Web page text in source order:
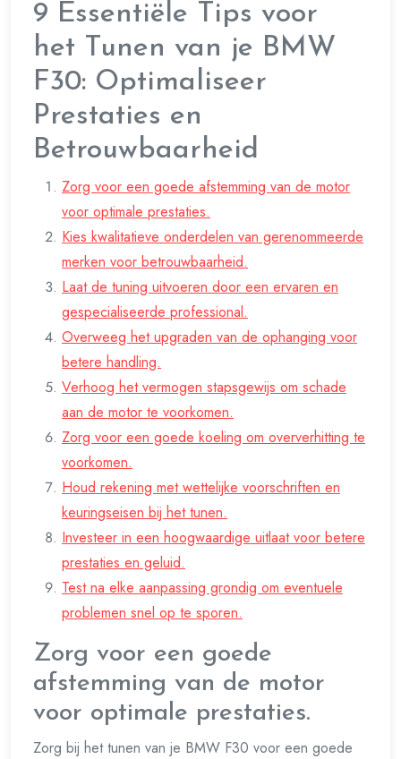
9 Essentiële Tips voor
het Tunen van je BMW
F30: Optimaliseer
Prestaties en
Betrouwbaarheid
Zorg voor een goede afstemming van de motor
voor optimale prestaties.
Kies kwalitatieve onderdelen van gerenommeerde
merken voor betrouwbaarheid.
Laat de tuning uitvoeren door een ervaren en
gespecialiseerde professional.
Overweeg het upgraden van de ophanging voor
betere handling.
Verhoog het vermogen stapsgewijs om schade
aan de motor te voorkomen.
Zorg voor een goede koeling om oververhitting te
voorkomen.
Houd rekening met wettelijke voorschriften en
keuringseisen bij het tunen.
Investeer in een hoogwaardige uitlaat voor betere
prestaties en geluid.
Test na elke aanpassing grondig om eventuele
problemen snel op te sporen.
Zorg voor een goede
afstemming van de motor
voor optimale prestaties.
Zorg bij het tunen van je BMW F30 voor een goede